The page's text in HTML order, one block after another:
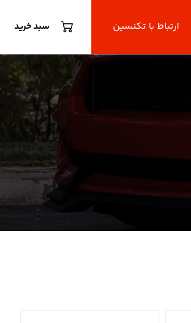
سبد خرید ارتباط با تکنسین